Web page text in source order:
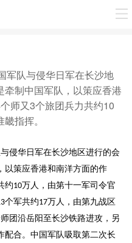
军队与侵华日军在长沙地
制中国军队，以策应香港
师又3个旅团兵力共约10
指挥。
侵华日军在长沙地区进行的会
以策应香港和南洋方面的作
约10万人，由第十一军司令官
个军共约17万人，由第九战区
团沿岳阳至长沙铁路进攻，另
配合。中国军队吸取第二次长